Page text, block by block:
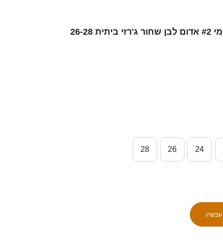
ילדים סינגפור ראול סוהאימי #2 אדום לבן שחור ג'רזי ביתית 26-28
24
26
28